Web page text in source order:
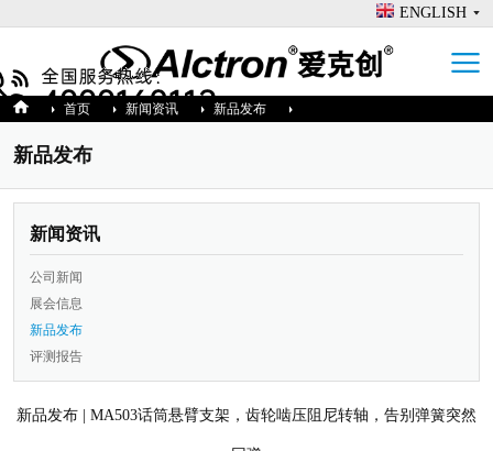
ENGLISH
首页 新闻资讯 新品发布
新品发布
新闻资讯
公司新闻
展会信息
新品发布
评测报告
新品发布 | MA503话筒悬臂支架，齿轮啮压阻尼转轴，告别弹簧突然